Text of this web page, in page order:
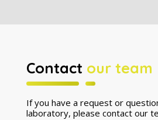
Contact our team
If you have a request or
laboratory, please contact our